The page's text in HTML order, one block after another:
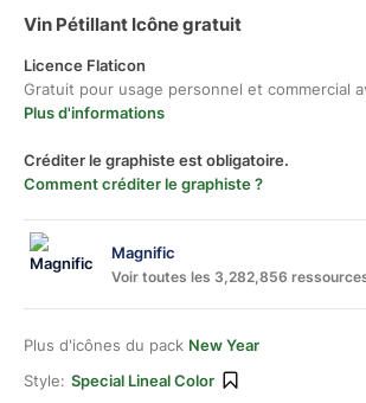
Vin Pétillant Icône gratuit
Licence Flaticon
Gratuit pour usage personnel et commercial
Plus d'informations
Créditer le graphiste est obligatoire.
Comment créditer le graphiste ?
Magnific
Voir toutes les 3,282,856
Plus d'icônes du pack New Year
Style: Special Lineal Color